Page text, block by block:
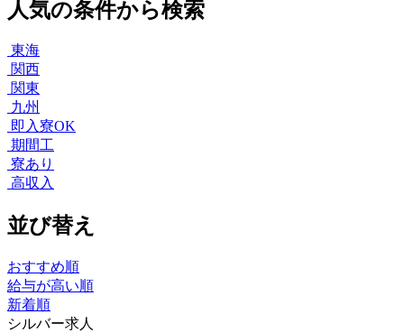
人気の条件から検索
東海
関西
関東
九州
即入寮OK
期間工
寮あり
高収入
並び替え
おすすめ順
給与が高い順
新着順
シルバー求人